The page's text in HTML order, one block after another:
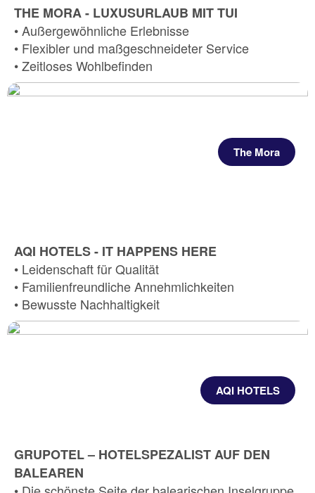
THE MORA - LUXUSURLAUB MIT TUI
• Außergewöhnliche Erlebnisse
• Flexibler und maßgeschneideter Service
• Zeitloses Wohlbefinden
The Mora
AQI HOTELS - IT HAPPENS HERE
• Leidenschaft für Qualität
• Familienfreundliche Annehmlichkeiten
• Bewusste Nachhaltigkeit
AQI HOTELS
GRUPOTEL – HOTELSPEZALIST AUF DEN
BALEAREN